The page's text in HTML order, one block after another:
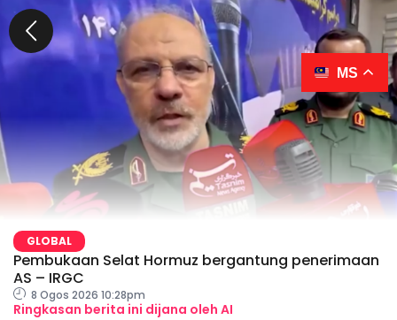
GLOBAL
Pembukaan Selat Hormuz bergantung penerimaan
AS – IRGC
8 Ogos 2026 10:28pm
Ringkasan berita ini dijana oleh AI
MS